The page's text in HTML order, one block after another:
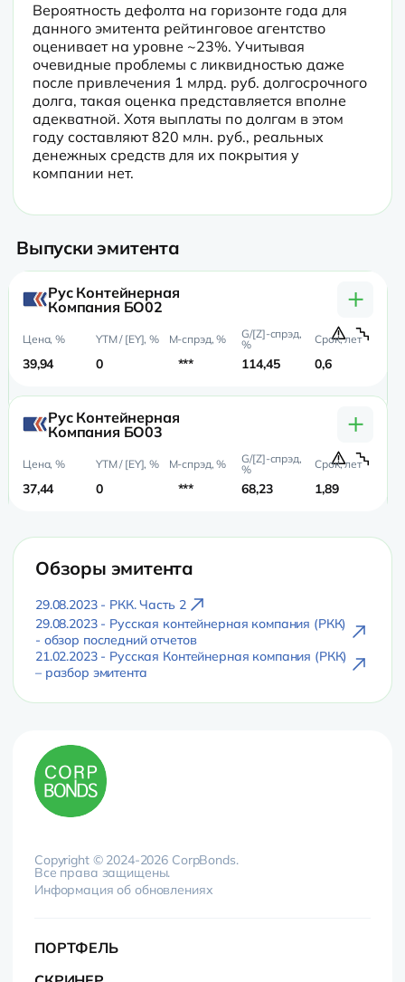
Вероятность дефолта на горизонте года для
данного эмитента рейтинговое агентство
оценивает на уровне ~23%. Учитывая
очевидные проблемы с ликвидностью даже
после привлечения 1 млрд. руб. долгосрочного
долга, такая оценка представляется вполне
адекватной. Хотя выплаты по долгам в этом
году составляют 820 млн. руб., реальных
денежных средств для их покрытия у
компании нет.
Выпуски эмитента
Рус Контейнерная
Компания БО02
+
39,94 0 *** 114,45 0,6
Рус Контейнерная
Компания БО03
+
37,44 0 *** 68,23 1,89
Обзоры эмитента
29.08.2023 - РКК. Часть 2
29.08.2023 - Русская контейнерная компания (РКК)
- обзор последний отчетов
21.02.2023 - Русская Контейнерная компания (РКК)
– разбор эмитента
Copyright © 2024-2026 CorpBonds.
Все права защищены.
Информация об обновлениях
ПОРТФЕЛЬ